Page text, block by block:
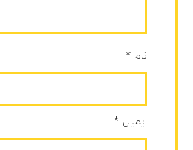
نام*
ایمیل*